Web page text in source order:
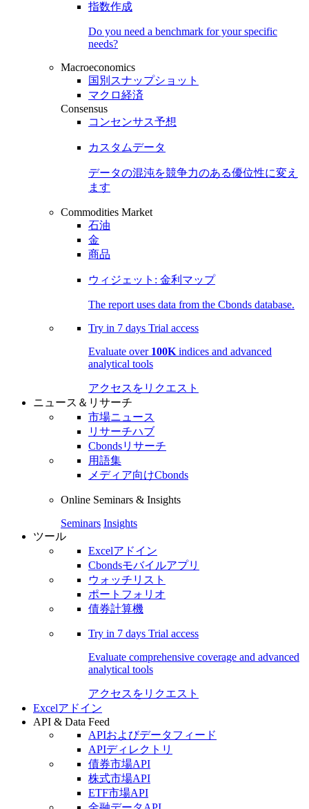
指数作成
Do you need a benchmark for your specific
needs?
Macroeconomics
国別スナップショット
マクロ経済
Consensus
コンセンサス予想
カスタムデータ
データの混沌を競争力のある優位性に変え
ます
Commodities Market
石油
金
商品
ウィジェット: 金利マップ
The report uses data from the Cbonds database.
Try in 7 days Trial access
Evaluate over 100K indices and advanced
analytical tools
アクセスをリクエスト
ニュース＆リサーチ
市場ニュース
リサーチハブ
Cbondsリサーチ
用語集
メディア向けCbonds
Online Seminars & Insights
Seminars Insights
ツール
Excelアドイン
Cbondsモバイルアプリ
ウォッチリスト
ポートフォリオ
債券計算機
Try in 7 days Trial access
Evaluate comprehensive coverage and advanced
analytical tools
アクセスをリクエスト
Excelアドイン
API & Data Feed
APIおよびデータフィード
APIディレクトリ
債券市場API
株式市場API
ETF市場API